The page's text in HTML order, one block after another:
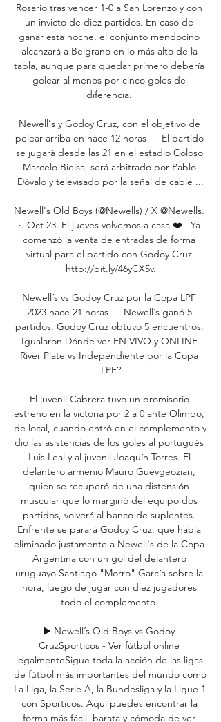
Rosario tras vencer 1-0 a San Lorenzo y con
un invicto de diez partidos. En caso de
ganar esta noche, el conjunto mendocino
alcanzará a Belgrano en lo más alto de la
tabla, aunque para quedar primero debería
golear al menos por cinco goles de
diferencia.
Newell's y Godoy Cruz, con el objetivo de
pelear arriba en hace 12 horas — El partido
se jugará desde las 21 en el estadio Coloso
Marcelo Bielsa, será arbitrado por Pablo
Dóvalo y televisado por la señal de cable ...
Newell's Old Boys (@Newells) / X @Newells.
·. Oct 23. El jueves volvemos a casa ❤️   Ya
comenzó la venta de entradas de forma
virtual para el partido con Godoy Cruz
http://bit.ly/46yCX5v.
Newell´s vs Godoy Cruz por la Copa LPF
2023 hace 21 horas — Newell´s ganó 5
partidos. Godoy Cruz obtuvo 5 encuentros.
Igualaron Dónde ver EN VIVO y ONLINE
River Plate vs Independiente por la Copa
LPF?
El juvenil Cabrera tuvo un promisorio
estreno en la victoria por 2 a 0 ante Olimpo,
de local, cuando entró en el complemento y
dio las asistencias de los goles al portugués
Luis Leal y al juvenil Joaquín Torres. El
delantero armenio Mauro Guevgeozian,
quien se recuperó de una distensión
muscular que lo marginó del equipo dos
partidos, volverá al banco de suplentes.
Enfrente se parará Godoy Cruz, que había
eliminado justamente a Newell's de la Copa
Argentina con un gol del delantero
uruguayo Santiago "Morro" García sobre la
hora, luego de jugar con diez jugadores
todo el complemento.
▶️ Newell´s Old Boys vs Godoy
CruzSporticos - Ver fútbol online
legalmenteSigue toda la acción de las ligas
de fútbol más importantes del mundo como
La Liga, la Serie A, la Bundesliga y la Ligue 1
con Sporticos. Aquí puedes encontrar la
forma más fácil, barata y cómoda de ver